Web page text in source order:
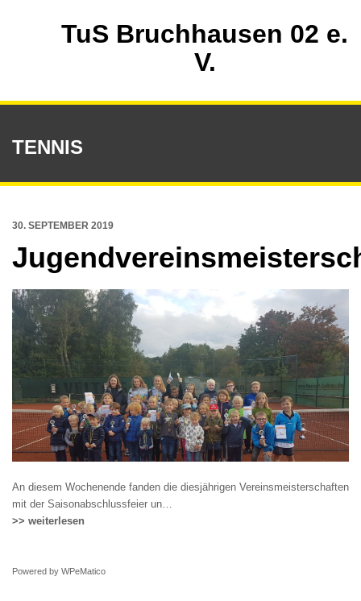
TuS Bruchhausen 02 e.
V.
TENNIS
30. SEPTEMBER 2019
An diesem Wochenende fanden die diesjährigen Vereinsmeisterschaften
mit der Saisonabschlussfeier un…
>> weiterlesen
Powered by WPeMatico